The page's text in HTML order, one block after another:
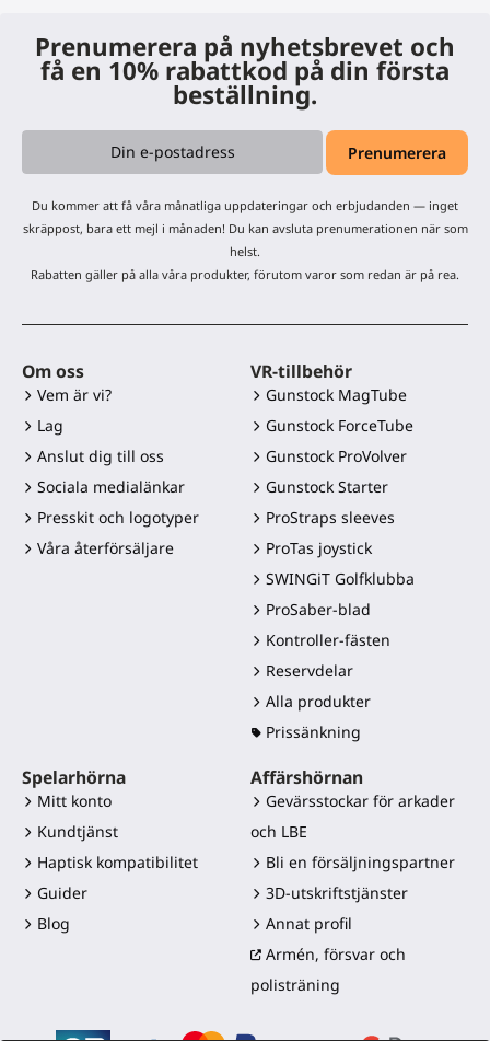
Prenumerera på nyhetsbrevet och
få en 10% rabattkod på din första
beställning.
Du kommer att få våra månatliga uppdateringar och erbjudanden — inget
skräppost, bara ett mejl i månaden! Du kan avsluta prenumerationen när som
helst.
Rabatten gäller på alla våra produkter, förutom varor som redan är på rea.
Om oss
Vem är vi?
Lag
Anslut dig till oss
Sociala medialänkar
Presskit och logotyper
Våra återförsäljare
VR-tillbehör
Gunstock MagTube
Gunstock ForceTube
Gunstock ProVolver
Gunstock Starter
ProStraps sleeves
ProTas joystick
SWINGiT Golfklubba
ProSaber-blad
Kontroller-fästen
Reservdelar
Alla produkter
Prissänkning
Spelarhörna
Mitt konto
Kundtjänst
Haptisk kompatibilitet
Guider
Blog
Affärshörnan
Gevärsstockar för arkader
och LBE
Bli en försäljningspartner
3D-utskriftstjänster
Annat profil
Armén, försvar och
polisträning